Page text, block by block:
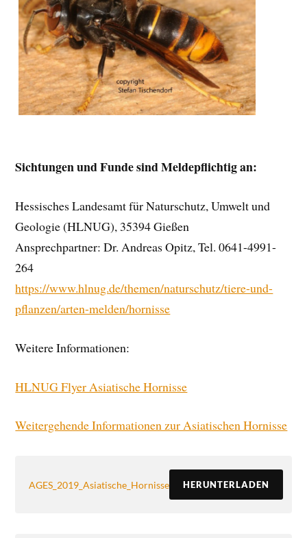
Sichtungen und Funde sind Meldepflichtig an:
Hessisches Landesamt für Naturschutz, Umwelt und
Geologie (HLNUG), 35394 Gießen
Ansprechpartner: Dr. Andreas Opitz, Tel. 0641-4991-
264
https://www.hlnug.de/themen/naturschutz/tiere-und-
pflanzen/arten-melden/hornisse
Weitere Informationen:
HLNUG Flyer Asiatische Hornisse
Weitergehende Informationen zur Asiatischen Hornisse
AGES_2019_Asiatische_Hornisse HERUNTERLADEN